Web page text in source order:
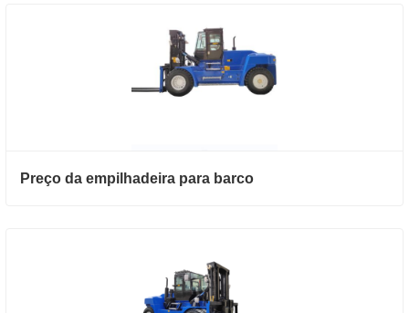
Preço da empilhadeira para barco